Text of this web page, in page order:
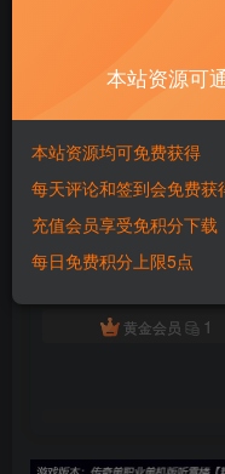
及土城醉听幽谷为
六九网单
2个月前更新
此内容为付费资源，请付
黄金会员
1
付费资源
本站资源可
本站资源均可免费获得
每天评论和签到会免费获
充值会员享受免积分下载
每日免费积分上限5点